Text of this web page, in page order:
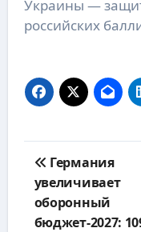
Украины —
российских
по
записям
Германия
увеличивает
оборонный
бюджет-2027: